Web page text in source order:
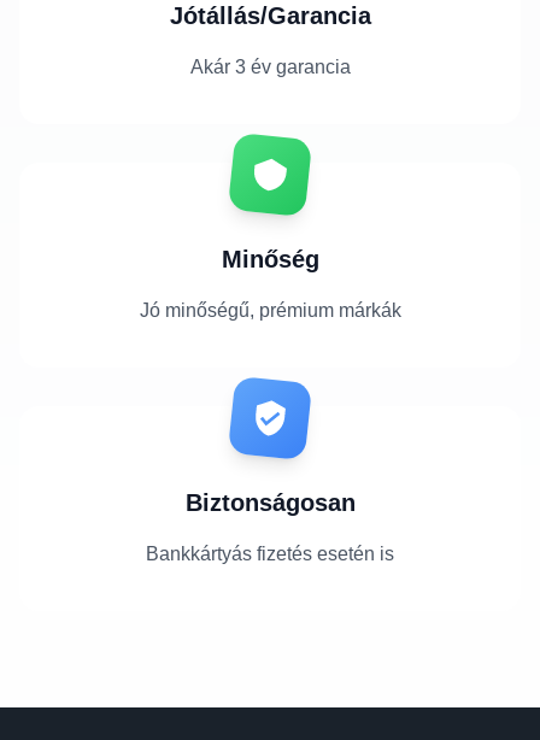
Jótállás/Garancia
Akár 3 év garancia
Minőség
Jó minőségű, prémium márkák
Biztonságosan
Bankkártyás fizetés esetén is